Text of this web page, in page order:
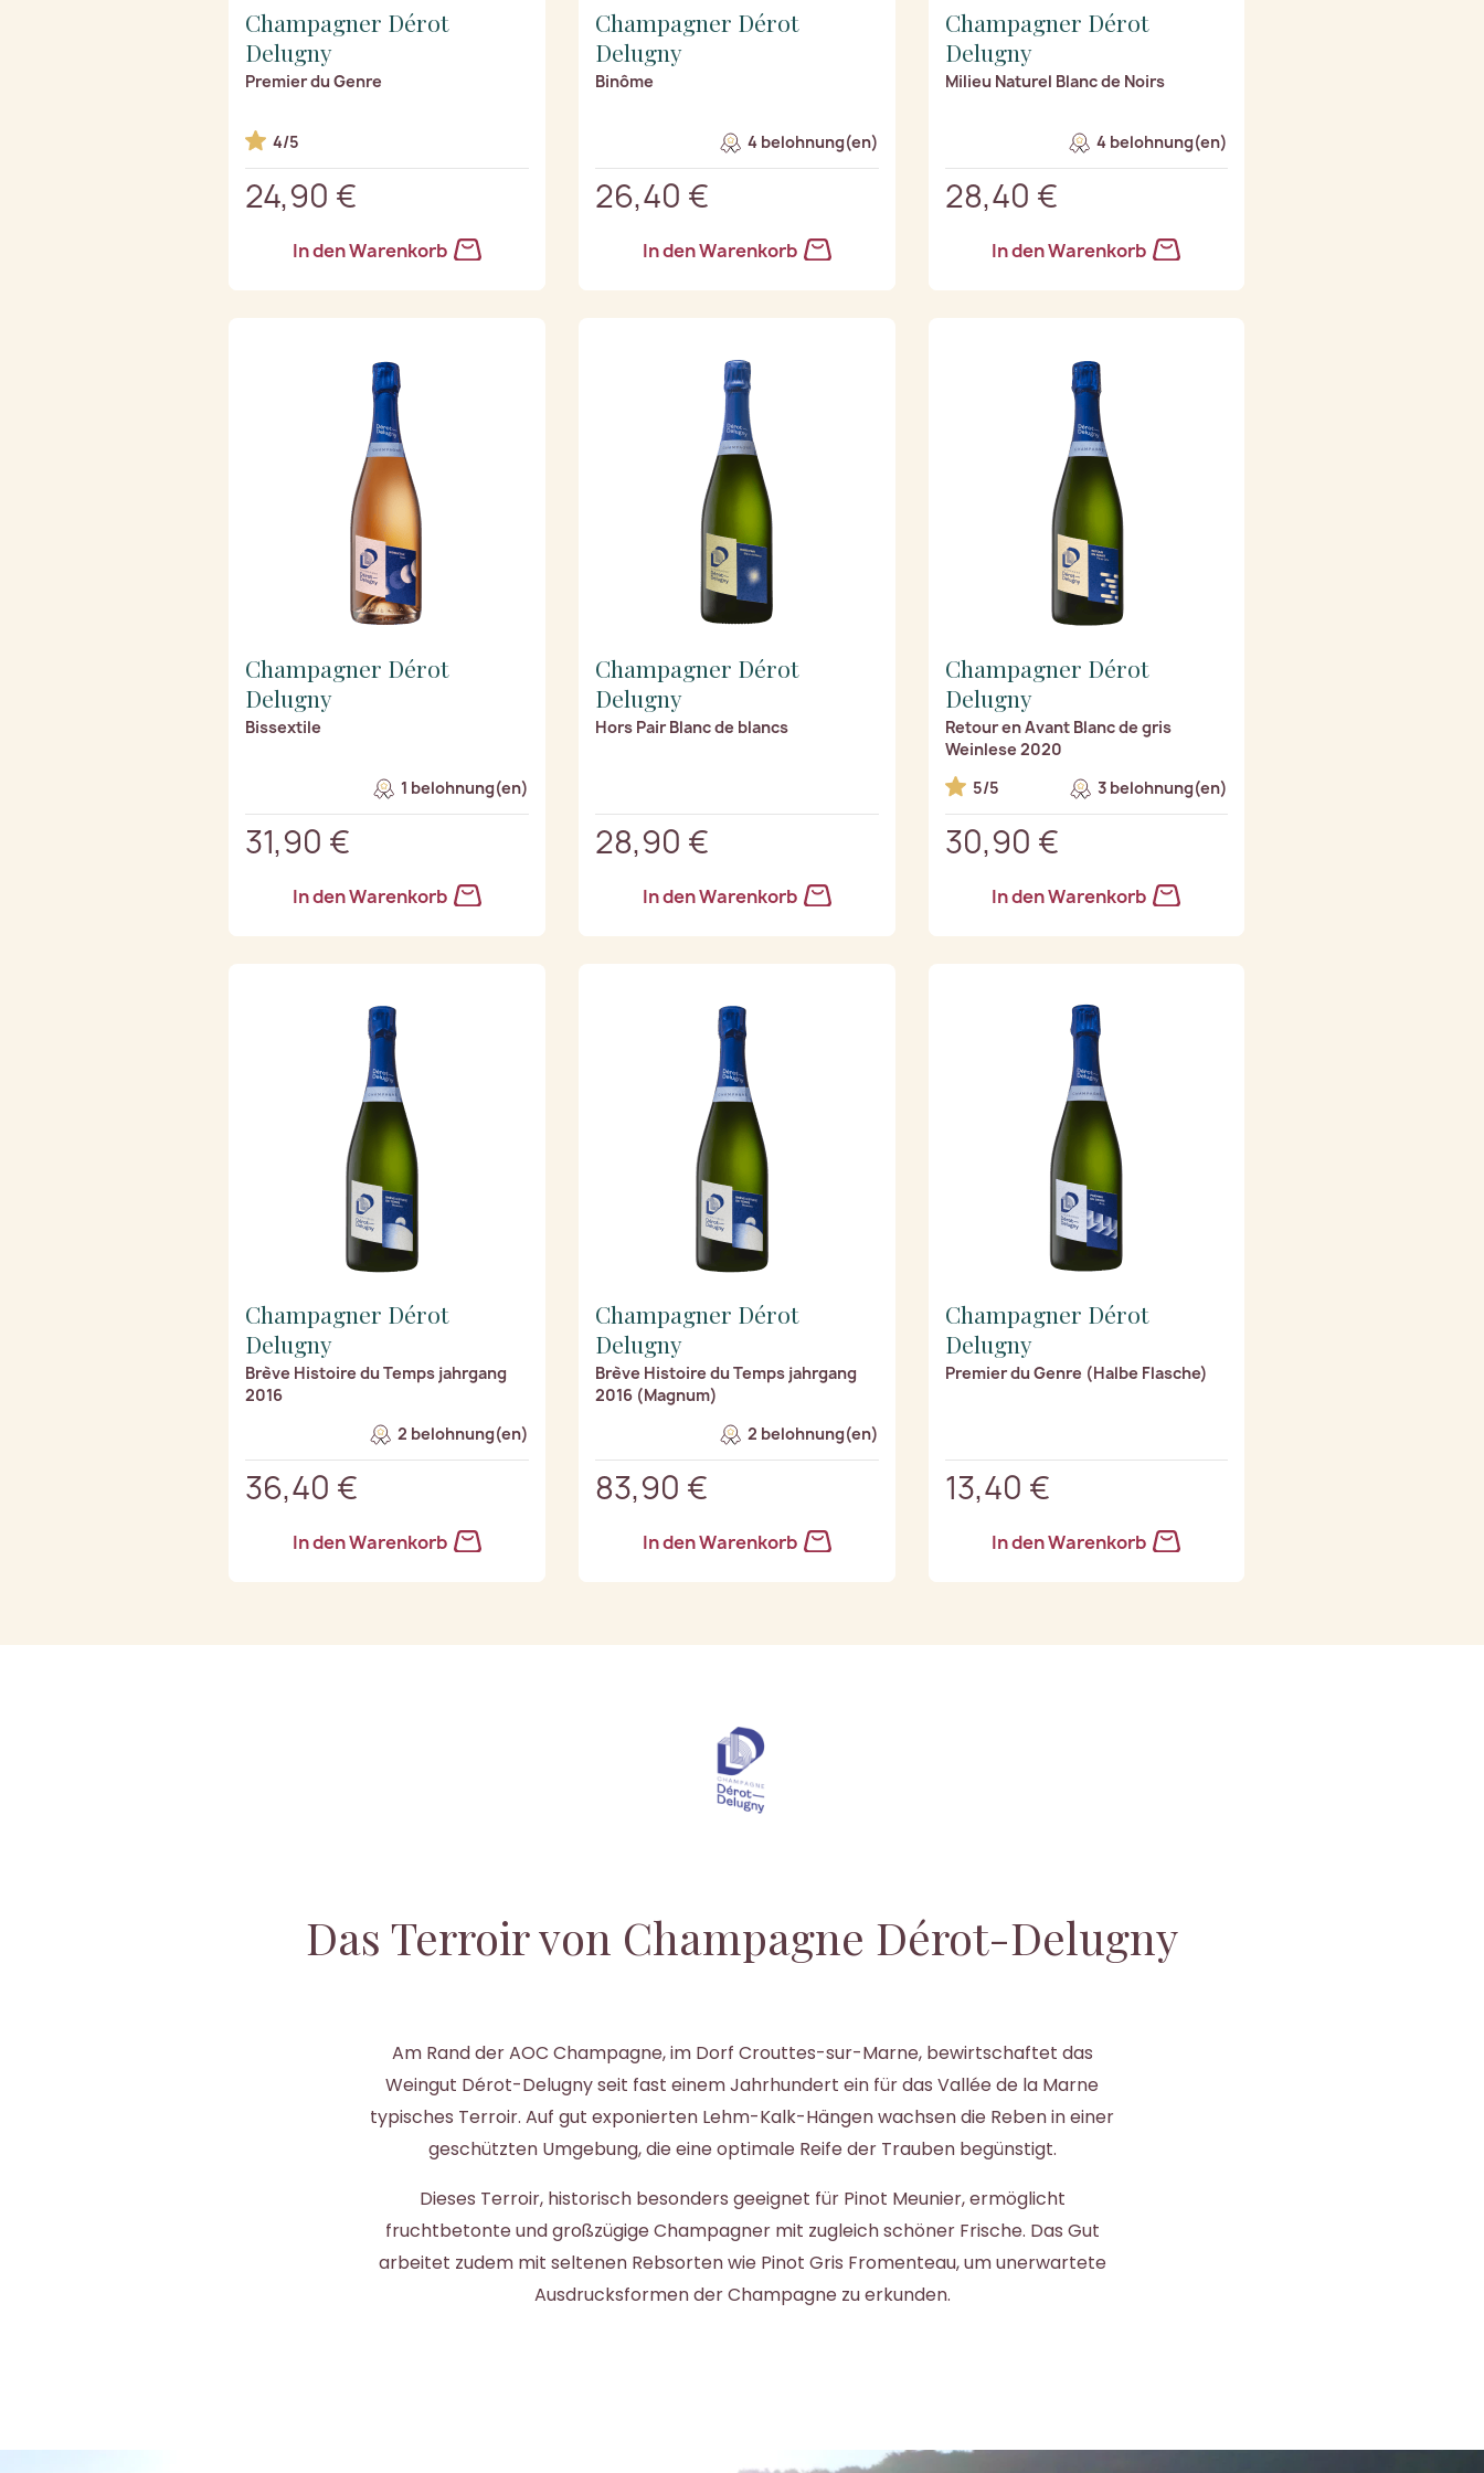
Champagner Dérot
Delugny
Premier du Genre
4/5
24,90 €
In den Warenkorb
Champagner Dérot
Delugny
Binôme
4 belohnung(en)
26,40 €
In den Warenkorb
Champagner Dérot
Delugny
Milieu Naturel Blanc de Noirs
4 belohnung(en)
28,40 €
In den Warenkorb
Champagner Dérot
Delugny
Bissextile
1 belohnung(en)
31,90 €
In den Warenkorb
Champagner Dérot
Delugny
Hors Pair Blanc de blancs
28,90 €
In den Warenkorb
Champagner Dérot
Delugny
Retour en Avant Blanc de gris
Weinlese 2020
5/5
3 belohnung(en)
30,90 €
In den Warenkorb
Champagner Dérot
Delugny
Brève Histoire du Temps jahrgang
2016
2 belohnung(en)
36,40 €
In den Warenkorb
Champagner Dérot
Delugny
Brève Histoire du Temps jahrgang
2016 (Magnum)
2 belohnung(en)
83,90 €
In den Warenkorb
Champagner Dérot
Delugny
Premier du Genre (Halbe Flasche)
13,40 €
In den Warenkorb
Das Terroir von Champagne Dérot-Delugny
Am Rand der AOC Champagne, im Dorf Crouttes-sur-Marne, bewirtschaftet das
Weingut Dérot-Delugny seit fast einem Jahrhundert ein für das Vallée de la Marne
typisches Terroir. Auf gut exponierten Lehm-Kalk-Hängen wachsen die Reben in einer
geschützten Umgebung, die eine optimale Reife der Trauben begünstigt.
Dieses Terroir, historisch besonders geeignet für Pinot Meunier, ermöglicht
fruchtbetonte und großzügige Champagner mit zugleich schöner Frische. Das Gut
arbeitet zudem mit seltenen Rebsorten wie Pinot Gris Fromenteau, um unerwartete
Ausdrucksformen der Champagne zu erkunden.